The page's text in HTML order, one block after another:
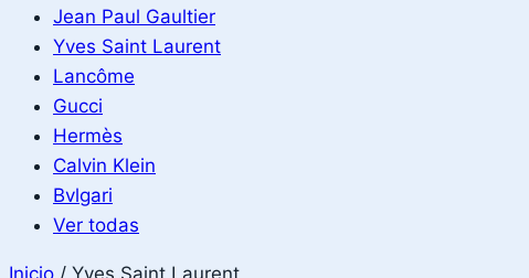
Jean Paul Gaultier
Yves Saint Laurent
Lancôme
Gucci
Hermès
Calvin Klein
Bvlgari
Ver todas